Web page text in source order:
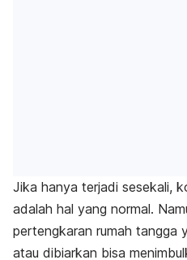
Jika hanya terjadi sesekali,
adalah hal yang normal.
pertengkaran rumah tangga
atau dibiarkan bisa